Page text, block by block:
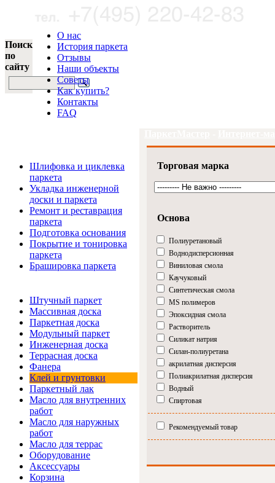
Поиск
по
сайту
О нас
История паркета
Отзывы
Наши объекты
Советы
Как купить?
Контакты
FAQ
Шлифовка и циклевка
паркета
Укладка инженерной
доски и паркета
Ремонт и реставрация
паркета
Подготовка основания
Покрытие и тонировка
паркета
Брашировка паркета
Штучный паркет
Массивная доска
Паркетная доска
Модульный паркет
Инженерная доска
Террасная доска
Фанера
Клей и грунтовки
Паркетный лак
Масло для внутренних
работ
Масло для наружных
работ
Масло для террас
Оборудование
Аксессуары
Корзина
Торговая марка
Основа
Полиуретановый
Воднодисперсионная
Виниловая смола
Каучуковый
Синтетическая смола
MS полимеров
Эпоксидная смола
Растворитель
Силикат натрия
Силан-полиуретана
акрилатная дисперсия
Полиакрилатная дисперсия
Водный
Спиртовая
Рекомендуемый товар